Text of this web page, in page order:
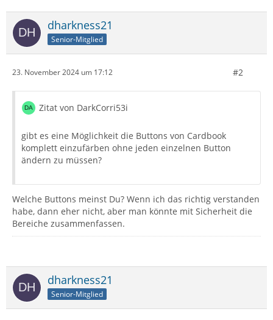
dharkness21
Senior-Mitglied
23. November 2024 um 17:12 #2
Zitat von DarkCorri53i
gibt es eine Möglichkeit die Buttons von Cardbook
komplett einzufärben ohne jeden einzelnen Button
ändern zu müssen?
Welche Buttons meinst Du? Wenn ich das richtig verstanden
habe, dann eher nicht, aber man könnte mit Sicherheit die
Bereiche zusammenfassen.
dharkness21
Senior-Mitglied